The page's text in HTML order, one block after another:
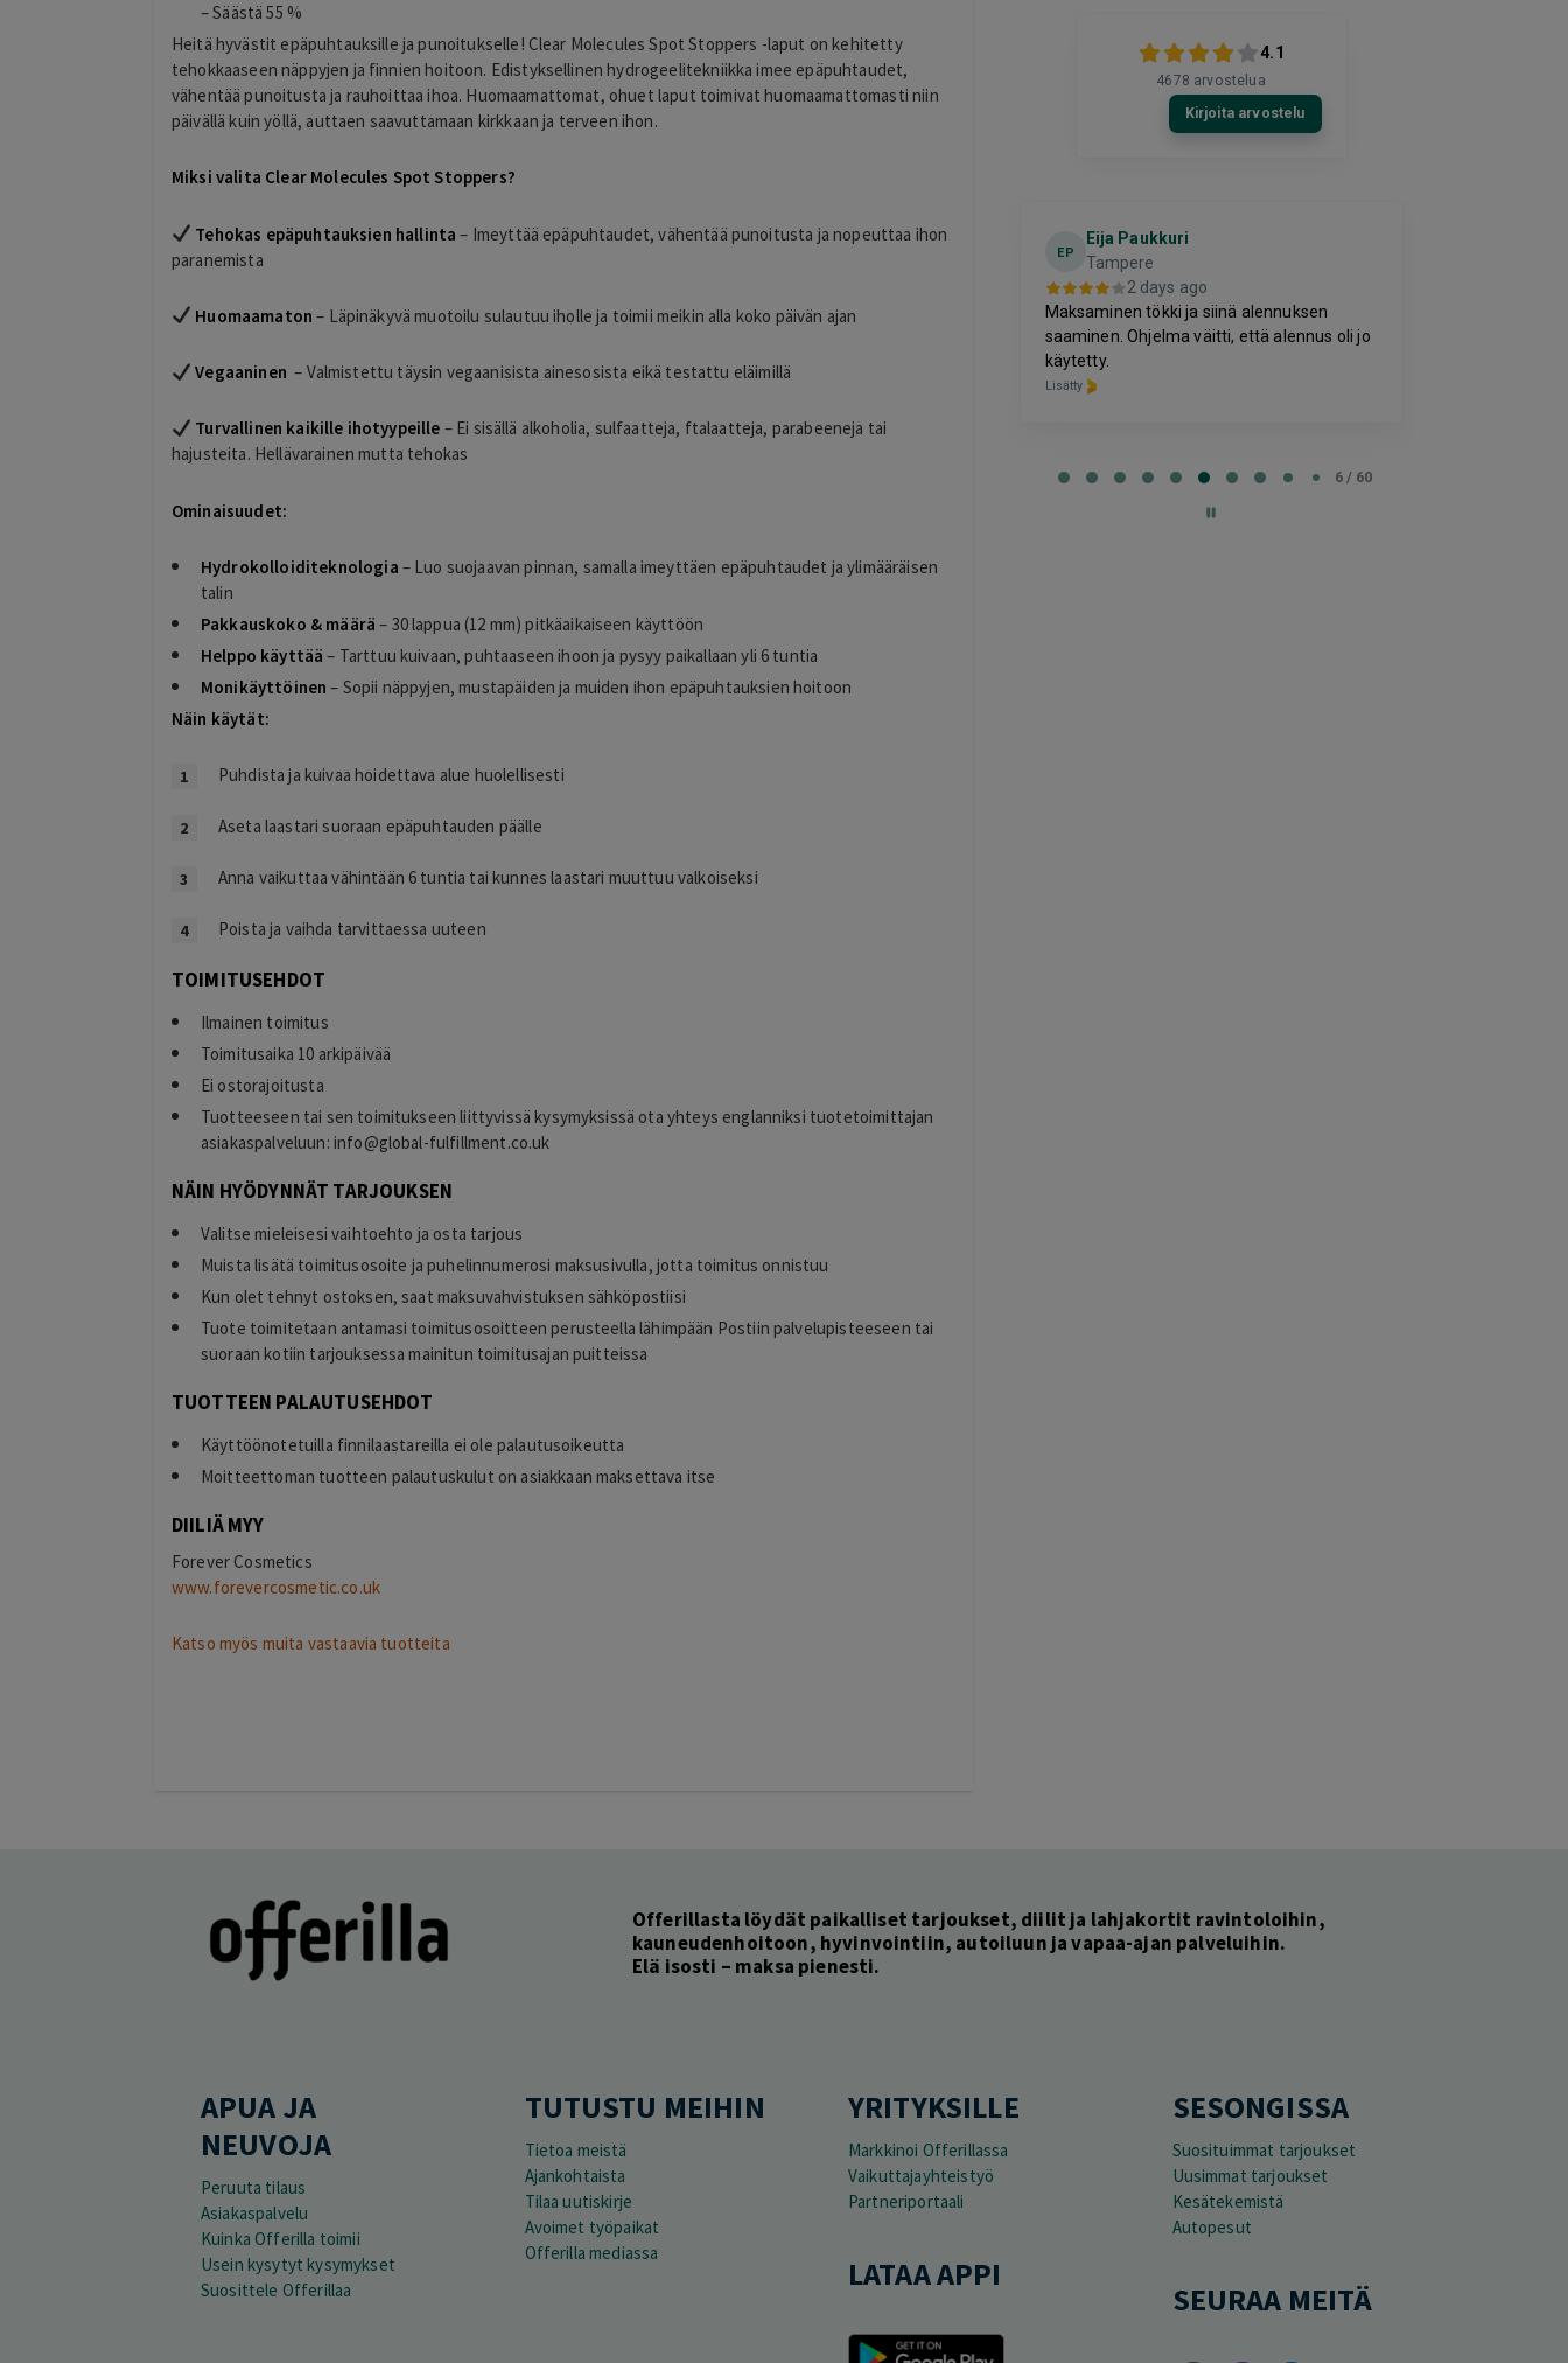
– Säästä 55 %
Heitä hyvästit epäpuhtauksille ja punoitukselle! Clear Molecules Spot Stoppers -laput on kehitetty
tehokkaaseen näppyjen ja finnien hoitoon. Edistyksellinen hydrogeelitekniikka imee epäpuhtaudet,
vähentää punoitusta ja rauhoittaa ihoa. Huomaamattomat, ohuet laput toimivat huomaamattomasti niin
päivällä kuin yöllä, auttaen saavuttamaan kirkkaan ja terveen ihon.
Miksi valita Clear Molecules Spot Stoppers?
Tehokas epäpuhtauksien hallinta – Imeyttää epäpuhtaudet, vähentää punoitusta ja nopeuttaa ihon
paranemista
Huomaamaton – Läpinäkyvä muotoilu sulautuu iholle ja toimii meikin alla koko päivän ajan
Vegaaninen – Valmistettu täysin vegaanisista ainesosista eikä testattu eläimillä
Turvallinen kaikille ihotyypeille – Ei sisällä alkoholia, sulfaatteja, ftalaatteja, parabeeneja tai
hajusteita. Hellävarainen mutta tehokas
Ominaisuudet:
Hydrokolloiditeknologia – Luo suojaavan pinnan, samalla imeyttäen epäpuhtaudet ja ylimääräisen
talin
Pakkauskoko & määrä – 30 lappua (12 mm) pitkäaikaiseen käyttöön
Helppo käyttää – Tarttuu kuivaan, puhtaaseen ihoon ja pysyy paikallaan yli 6 tuntia
Monikäyttöinen – Sopii näppyjen, mustapäiden ja muiden ihon epäpuhtauksien hoitoon
Näin käytät:
Puhdista ja kuivaa hoidettava alue huolellisesti
Aseta laastari suoraan epäpuhtauden päälle
Anna vaikuttaa vähintään 6 tuntia tai kunnes laastari muuttuu valkoiseksi
Poista ja vaihda tarvittaessa uuteen
TOIMITUSEHDOT
Ilmainen toimitus
Toimitusaika 10 arkipäivää
Ei ostorajoitusta
Tuotteeseen tai sen toimitukseen liittyvissä kysymyksissä ota yhteys englanniksi tuotetoimittajan
asiakaspalveluun: info@global-fulfillment.co.uk
NÄIN HYÖDYNNÄT TARJOUKSEN
Valitse mieleisesi vaihtoehto ja osta tarjous
Muista lisätä toimitusosoite ja puhelinnumerosi maksusivulla, jotta toimitus onnistuu
Kun olet tehnyt ostoksen, saat maksuvahvistuksen sähköpostiisi
Tuote toimitetaan antamasi toimitusosoitteen perusteella lähimpään Postiin palvelupisteeseen tai
suoraan kotiin tarjouksessa mainitun toimitusajan puitteissa
TUOTTEEN PALAUTUSEHDOT
Käyttöönotetuilla finnilaastareilla ei ole palautusoikeutta
Moitteettoman tuotteen palautuskulut on asiakkaan maksettava itse
DIILIÄ MYY
Forever Cosmetics
www.forevercosmetic.co.uk
Katso myös muita vastaavia tuotteita
4.1
4678 arvostelua
Kirjoita arvostelu
Sonja Halonen
lymfabuutseista.
Maria Kujala
EP
Eija Paukkuri
Tampere
2 days ago
Maksaminen tökki ja siinä alennuksen
saaminen. Ohjelma väitti, että alennus oli jo
käytetty.
Lisätty
6 / 60
Offerillasta löydät paikalliset tarjoukset, diilit ja lahjakortit ravintoloihin,
kauneudenhoitoon, hyvinvointiin, autoiluun ja vapaa-ajan palveluihin.
Elä isosti – maksa pienesti.
APUA JA
NEUVOJA
Peruuta tilaus
Asiakaspalvelu
Kuinka Offerilla toimii
Usein kysytyt kysymykset
Suosittele Offerillaa
TUTUSTU MEIHIN
Tietoa meistä
Ajankohtaista
Tilaa uutiskirje
Avoimet työpaikat
Offerilla mediassa
YRITYKSILLE
Markkinoi Offerillassa
Vaikuttajayhteistyö
Partneriportaali
LATAA APPI
SESONGISSA
Suosituimmat tarjoukset
Uusimmat tarjoukset
Kesätekemistä
Autopesut
SEURAA MEITÄ